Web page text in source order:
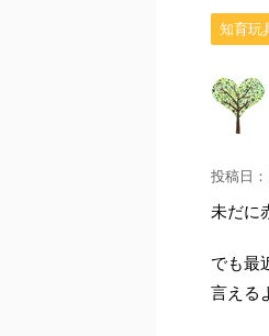
知育玩
投稿日
未だに
でも最
言える